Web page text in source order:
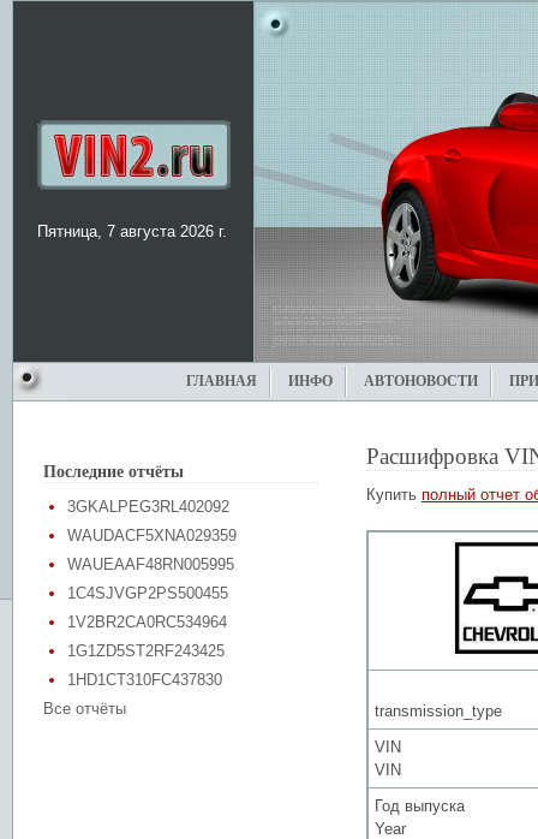
Пятница, 7 августа 2026 г.
ГЛАВНАЯ ИНФО АВТОНОВОСТИ
Последние отчёты
3GKALPEG3RL402092
WAUDACF5XNA029359
WAUEAAF48RN005995
1C4SJVGP2PS500455
1V2BR2CA0RC534964
1G1ZD5ST2RF243425
1HD1CT310FC437830
Все отчёты
Расшифровка
Купить полный отчет
transmission_type
VIN
VIN
Год выпуска
Year